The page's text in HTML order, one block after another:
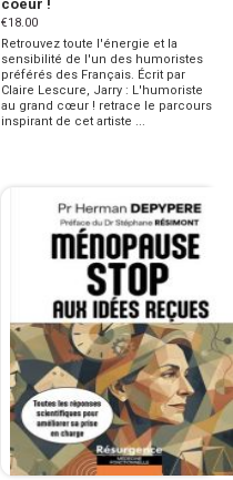
coeur !
€18.00
Retrouvez toute l'énergie et la
sensibilité de l'un des humoristes
préférés des Français. Écrit par
Claire Lescure, Jarry : L'humoriste
au grand cœur ! retrace le parcours
inspirant de cet artiste ...